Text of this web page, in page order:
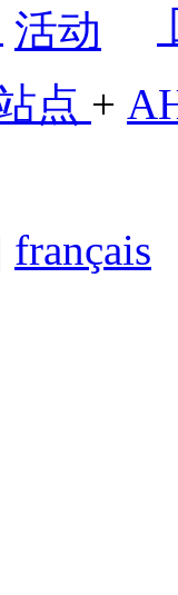
点 +
français